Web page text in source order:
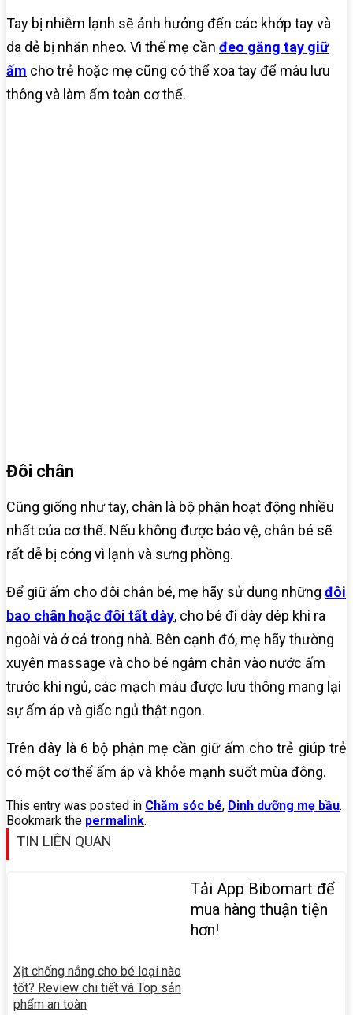
Tay bị nhiễm lạnh sẽ ảnh hưởng đến các khớp tay và
da dẻ bị nhăn nheo. Vì thế mẹ cần đeo găng tay giữ
ấm cho trẻ hoặc mẹ cũng có thể xoa tay để máu lưu
thông và làm ấm toàn cơ thể.
Đôi chân
Cũng giống như tay, chân là bộ phận hoạt động nhiều
nhất của cơ thể. Nếu không được bảo vệ, chân bé sẽ
rất dễ bị cóng vì lạnh và sưng phồng.
Để giữ ấm cho đôi chân bé, mẹ hãy sử dụng những đôi
bao chân hoặc đôi tất dày, cho bé đi dày dép khi ra
ngoài và ở cả trong nhà. Bên cạnh đó, mẹ hãy thường
xuyên massage và cho bé ngâm chân vào nước ấm
trước khi ngủ, các mạch máu được lưu thông mang lại
sự ấm áp và giấc ngủ thật ngon.
Trên đây là 6 bộ phận mẹ cần giữ ấm cho trẻ giúp trẻ
có một cơ thể ấm áp và khỏe mạnh suốt mùa đông.
This entry was posted in Chăm sóc bé, Dinh dưỡng mẹ bầu.
Bookmark the permalink.
TIN LIÊN QUAN
Xịt chống nắng cho bé loại nào
tốt? Review chi tiết và Top sản
phẩm an toàn
Tải App Bibomart để
mua hàng thuận tiện
hơn!